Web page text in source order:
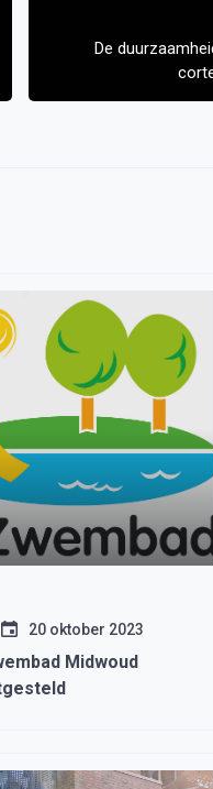
De
20 oktober 2023
Midwoud